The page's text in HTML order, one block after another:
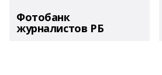
Фотобанк
журналистов РБ